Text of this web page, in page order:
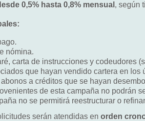
0,5% hasta 0,8% mensual , según
nómina.
carta de instrucciones y codeudores
que hayan vendido cartera en los
a créditos que se hayan
de esta campaña no podrán
no se permitirá reestructurar o
serán atendidas en orden